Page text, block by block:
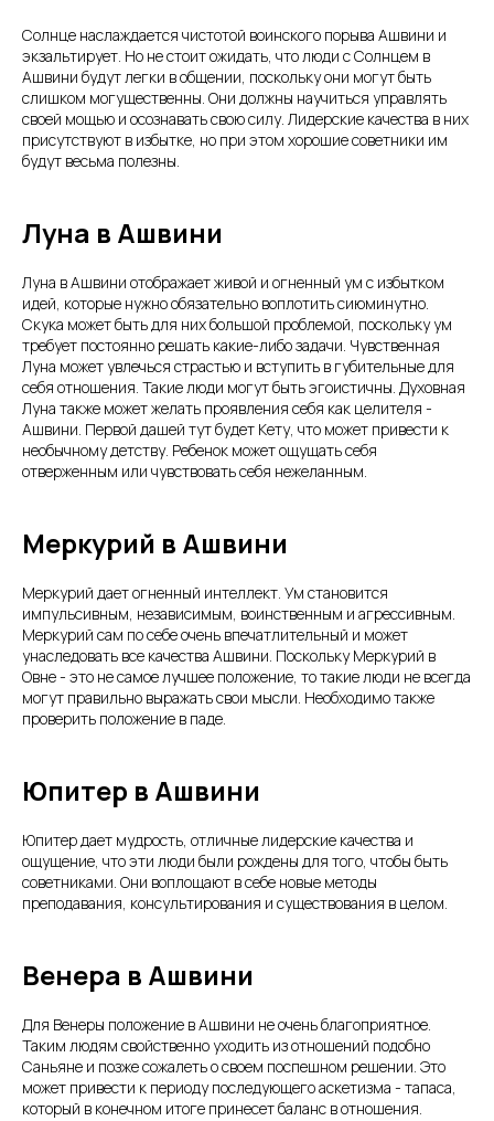
Солнце наслаждается чистотой воинского порыва Ашвини и
экзальтирует. Но не стоит ожидать, что люди с Солнцем в
Ашвини будут легки в общении, поскольку они могут быть
слишком могущественны. Они должны научиться управлять
своей мощью и осознавать свою силу. Лидерские качества в них
присутствуют в избытке, но при этом хорошие советники им
будут весьма полезны.
Луна в Ашвини
Луна в Ашвини отображает живой и огненный ум с избытком
идей, которые нужно обязательно воплотить сиюминутно.
Скука может быть для них большой проблемой, поскольку ум
требует постоянно решать какие-либо задачи. Чувственная
Луна может увлечься страстью и вступить в губительные для
себя отношения. Такие люди могут быть эгоистичны. Духовная
Луна также может желать проявления себя как целителя -
Ашвини. Первой дашей тут будет Кету, что может привести к
необычному детству. Ребенок может ощущать себя
отверженным или чувствовать себя нежеланным.
Меркурий в Ашвини
Меркурий дает огненный интеллект. Ум становится
импульсивным, независимым, воинственным и агрессивным.
Меркурий сам по себе очень впечатлительный и может
унаследовать все качества Ашвини. Поскольку Меркурий в
Овне - это не самое лучшее положение, то такие люди не всегда
могут правильно выражать свои мысли. Необходимо также
проверить положение в паде.
Юпитер в Ашвини
Юпитер дает мудрость, отличные лидерские качества и
ощущение, что эти люди были рождены для того, чтобы быть
советниками. Они воплощают в себе новые методы
преподавания, консультирования и существования в целом.
Венера в Ашвини
Для Венеры положение в Ашвини не очень благоприятное.
Таким людям свойственно уходить из отношений подобно
Саньяне и позже сожалеть о своем поспешном решении. Это
может привести к периоду последующего аскетизма - тапаса,
который в конечном итоге принесет баланс в отношения.